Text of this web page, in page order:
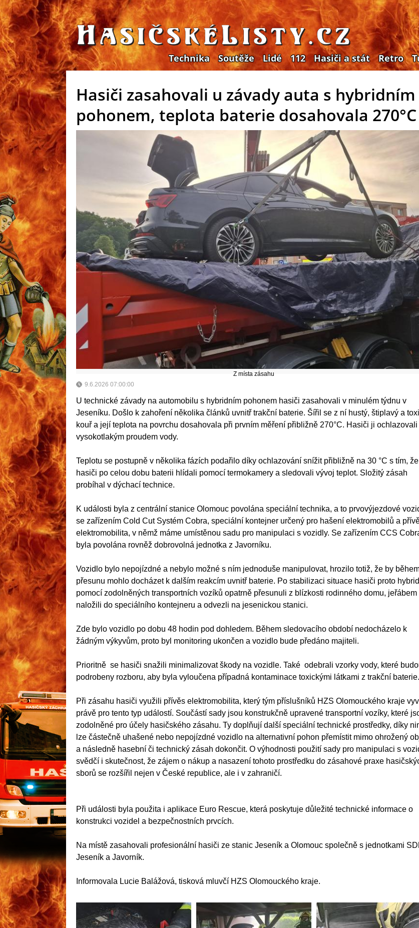
Technika Soutěže Lidé 112 Hasiči a stát Retro
Hasiči zasahovali u závady auta s hybridním
pohonem, teplota baterie dosahovala 270°C
Z místa zásahu
9.6.2026 07:00:00
U technické závady na automobilu s hybridním pohonem hasiči zasahovali v minulém týdnu v
Jeseníku. Došlo k zahoření několika článků uvnitř trakční baterie. Šířil se z ní hustý, štiplavý a
kouř a její teplota na povrchu dosahovala při prvním měření přibližně 270°C. Hasiči ji ochlazovali
vysokotlakým proudem vody.
Teplotu se postupně v několika fázích podařilo díky ochlazování snížit přibližně na 30 °C s tím, že
hasiči po celou dobu baterii hlídali pomocí termokamery a sledovali vývoj teplot. Složitý zásah
probíhal v dýchací technice.
K události byla z centrální stanice Olomouc povolána speciální technika, a to prvovýjezdové
se zařízením Cold Cut Systém Cobra, speciální kontejner určený pro hašení elektromobilů a
elektromobilita, v němž máme umístěnou sadu pro manipulaci s vozidly. Se zařízením CCS
byla povolána rovněž dobrovolná jednotka z Javorníku.
Vozidlo bylo nepojízdné a nebylo možné s ním jednoduše manipulovat, hrozilo totiž, že by
přesunu mohlo docházet k dalším reakcím uvnitř baterie. Po stabilizaci situace hasiči proto hybrid
pomocí zodolněných transportních vozíků opatrně přesunuli z blízkosti rodinného domu,
naložili do speciálního kontejneru a odvezli na jesenickou stanici.
Zde bylo vozidlo po dobu 48 hodin pod dohledem. Během sledovacího období nedocházelo k
žádným výkyvům, proto byl monitoring ukončen a vozidlo bude předáno majiteli.
Prioritně se hasiči snažili minimalizovat škody na vozidle. Také odebrali vzorky vody, které
podrobeny rozboru, aby byla vyloučena případná kontaminace toxickými látkami z trakční baterie.
Při zásahu hasiči využili přívěs elektromobilita, který tým příslušníků HZS Olomouckého kraje
právě pro tento typ událostí. Součástí sady jsou konstrukčně upravené transportní vozíky, které
zodolněné pro účely hasičského zásahu. Ty doplňují další speciální technické prostředky, díky
lze částečně uhašené nebo nepojízdné vozidlo na alternativní pohon přemístit mimo ohrožený
a následně hasební či technický zásah dokončit. O výhodnosti použití sady pro manipulaci s
svědčí i skutečnost, že zájem o nákup a nasazení tohoto prostředku do zásahové praxe
sborů se rozšířil nejen v České republice, ale i v zahraničí.
Při události byla použita i aplikace Euro Rescue, která poskytuje důležité technické informace o
konstrukci vozidel a bezpečnostních prvcích.
Na místě zasahovali profesionální hasiči ze stanic Jeseník a Olomouc společně s jednotkami
Jeseník a Javorník.
Informovala Lucie Balážová, tisková mluvčí HZS Olomouckého kraje.